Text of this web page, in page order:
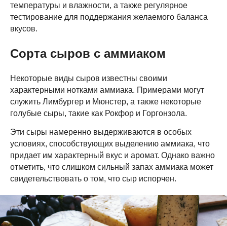
температуры и влажности, а также регулярное
тестирование для поддержания желаемого баланса
вкусов.
Сорта сыров с аммиаком
Некоторые виды сыров известны своими
характерными нотками аммиака. Примерами могут
служить Лимбургер и Мюнстер, а также некоторые
голубые сыры, такие как Рокфор и Горгонзола.
Эти сыры намеренно выдерживаются в особых
условиях, способствующих выделению аммиака, что
придает им характерный вкус и аромат. Однако важно
отметить, что слишком сильный запах аммиака может
свидетельствовать о том, что сыр испорчен.